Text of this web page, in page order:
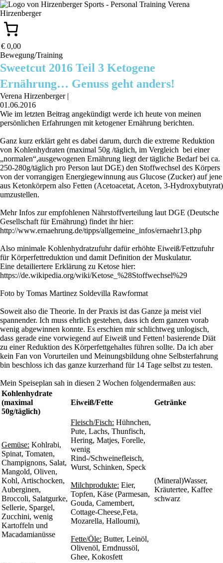
€ 0,00
Bewegung/Training
Sweetcut 2016 Teil 3 Ketogene
Ernährung… Genuss geht anders!
Verena Hirzenberger|
01.06.2016
Wie im letzten Beitrag angekündigt werde ich heute von meinen
persönlichen Erfahrungen mit ketogener Ernährung berichten.
Ganz kurz erklärt geht es dabei darum, durch die extreme Reduktion
von Kohlenhydraten (maximal 50g /täglich, im Vergleich bei einer
„normalen“,ausgewogenen Ernährung liegt der tägliche Bedarf bei ca.
250-280g/täglich pro Person laut DGE) den Stoffwechsel des Körpers
von der vorrangigen Energiegewinnung aus Glucose (Zucker) auf jene
aus Ketonkörpern also Fetten (Acetoacetat, Aceton, 3-Hydroxybutyrat)
umzustellen.
Mehr Infos zur empfohlenen Nährstoffverteilung laut DGE (Deutsche
Gesellschaft für Ernährung) findet ihr hier:
http://www.ernaehrung.de/tipps/allgemeine_infos/ernaehr13.php
Also minimale Kohlenhydratzufuhr dafür erhöhte Eiweiß/Fettzufuhr
für Körperfettreduktion und damit Definition der Muskulatur.
Eine detailiertere Erklärung zu Ketose hier:
https://de.wikipedia.org/wiki/Ketose_%28Stoffwechsel%29
Foto by Tomas Martinez Soldevilla Rawformat
Soweit also die Theorie. In der Praxis ist das Ganze ja meist viel
spannender. Ich muss ehrlich gestehen, dass ich dem ganzen vorab
wenig abgewinnen konnte. Es erschien mir schlichtweg unlogisch,
dass gerade eine vorwiegend auf Eiweiß und Fetten! basierende Diät
zu einer Reduktion des Körperfettgehaltes führen sollte. Da ich aber
kein Fan von Vorurteilen und Meinungsbildung ohne Selbsterfahrung
bin beschloss ich das ganze kurzerhand für 14 Tage selbst zu testen.
Mein Speiseplan sah in diesen 2 Wochen folgendermaßen aus:
Kohlenhydrate
(maximal
50g/täglich)
Eiweiß/Fette Getränke
Gemüse: Kohlrabi,
Spinat, Tomaten,
Champignons, Salat,
Mangold, Oliven,
Kohl, Artischocken,
Auberginen,
Broccoli, Salatgurke,
Sellerie, Spargel,
Zucchini, wenig
Kartoffeln und
Macadamianüsse
Fleisch/Fisch: Hühnchen,
Pute, Lachs, Thunfisch,
Hering, Matjes, Forelle,
wenig
Rind-/Schweinefleisch,
Wurst, Schinken, Speck
Milchprodukte: Eier,
Topfen, Käse (Parmesan,
Gouda, Camembert,
Cottage-Cheese,Feta,
Mozarella, Halloumi),
Fette/Öle: Butter, Leinöl,
Olivenöl, Erndnussöl,
Ghee, Kokosfett
(Mineral)Wasser,
Kräutertee, Kaffee
schwarz